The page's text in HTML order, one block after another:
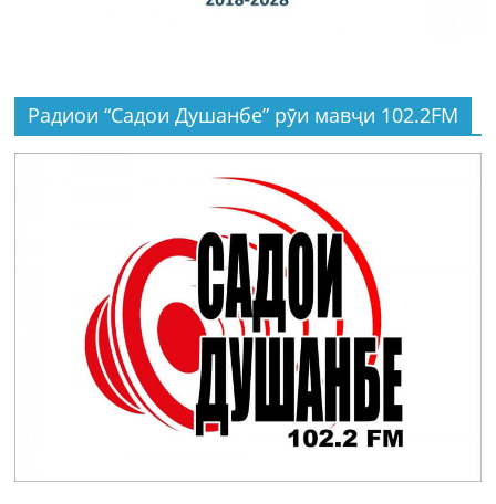
Радиои “Садои Душанбе” рӯи мавҷи 102.2FM